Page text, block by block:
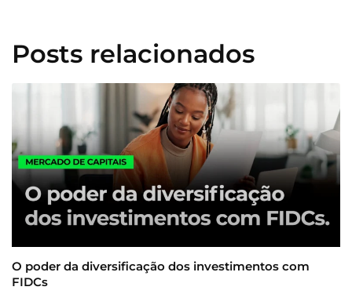
Posts relacionados
O poder da diversificação dos investimentos com
FIDCs